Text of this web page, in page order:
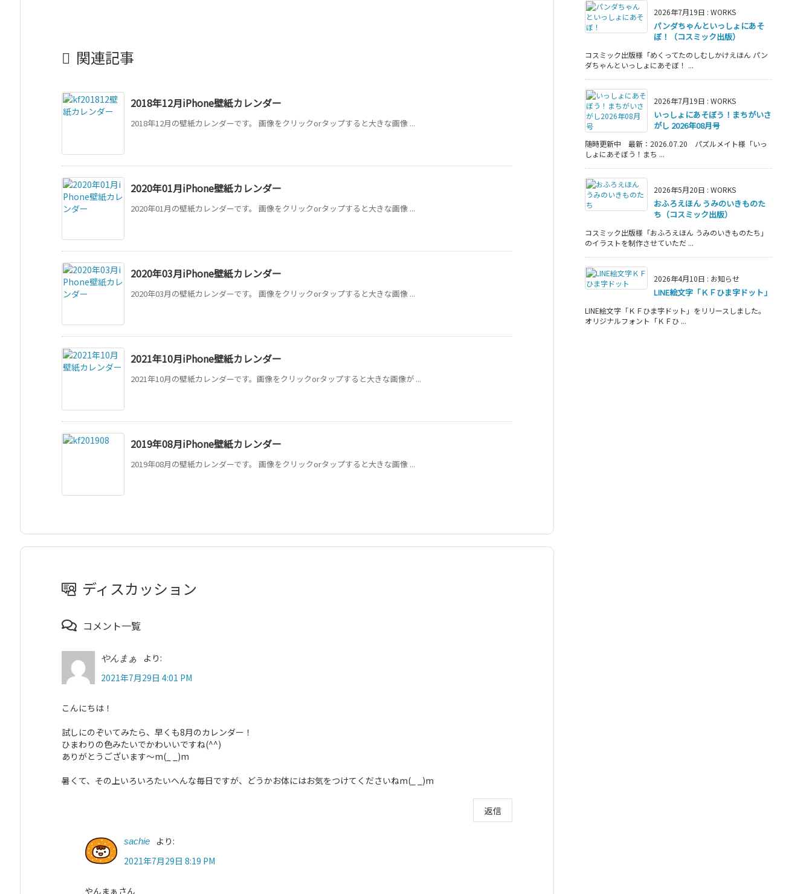
 関連記事
2018年12月iPhone壁紙カレンダー
2018年12月の壁紙カレンダーです。 画像をクリックorタップすると大きな画像 ...
2020年01月iPhone壁紙カレンダー
2020年01月の壁紙カレンダーです。 画像をクリックorタップすると大きな画像 ...
2020年03月iPhone壁紙カレンダー
2020年03月の壁紙カレンダーです。 画像をクリックorタップすると大きな画像 ...
2021年10月iPhone壁紙カレンダー
2021年10月の壁紙カレンダーです。画像をクリックorタップすると大きな画像が ...
2019年08月iPhone壁紙カレンダー
2019年08月の壁紙カレンダーです。 画像をクリックorタップすると大きな画像 ...
ディスカッション
コメント一覧
やんまぁ
より:
2021年7月29日 4:01 PM
こんにちは！
試しにのぞいてみたら、早くも8月のカレンダー！
ひまわりの色みたいでかわいいですね(^^)
ありがとうございます〜m(_ _)m
暑くて、その上いろいろたいへんな毎日ですが、どうかお体にはお気をつけてくださいねm(_ _)m
返信
sachie
より:
2021年7月29日 8:19 PM
やんまぁさん
2026年7月19日 : WORKS
パンダちゃんといっしょにあそ
ぼ！（コスミック出版）
コスミック出版様「めくってたのしむしかけえほん パン
ダちゃんといっしょにあそぼ！ ...
2026年7月19日 : WORKS
いっしょにあそぼう！まちがいさ
がし 2026年08月号
随時更新中 最新：2026.07.20 パズルメイト様「いっ
しょにあそぼう！まち ...
2026年5月20日 : WORKS
おふろえほん うみのいきものた
ち（コスミック出版）
コスミック出版様「おふろえほん うみのいきものたち」
のイラストを制作させていただ ...
2026年4月10日 : お知らせ
LINE絵文字「ＫＦひま字ドット」
LINE絵文字「ＫＦひま字ドット」をリリースしました。
オリジナルフォント「ＫＦひ ...